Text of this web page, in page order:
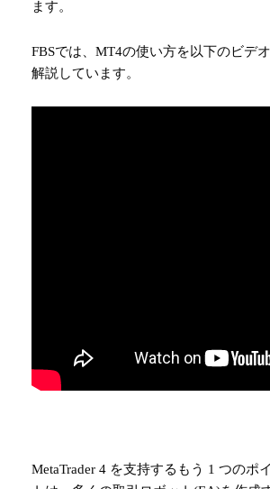
ます。
FBSでは、MT4の使い方を以下のビデ
解説しています。
MetaTrader 4 を支持するもう 1 つのポ